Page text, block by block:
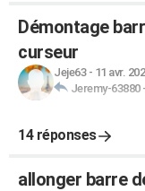
Démontage
curseur
Jeje63- 11 avr.
Jeremy-63880-
14 réponses
allonger barre